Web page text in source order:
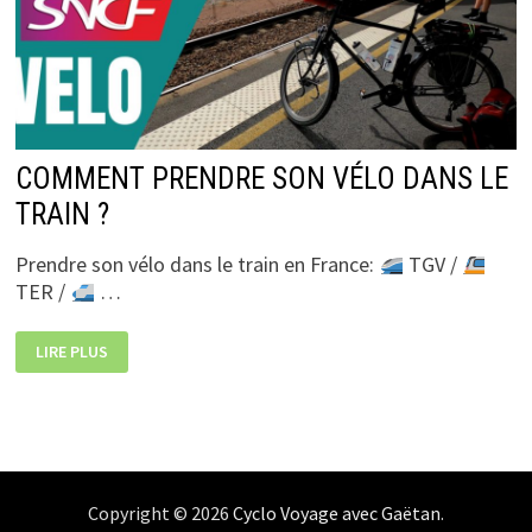
COMMENT PRENDRE SON VÉLO DANS LE
TRAIN ?
Prendre son vélo dans le train en France:
TGV /
TER /
…
COMMENT
PRENDRE
SON
LIRE PLUS
Copyright © 2026 Cyclo Voyage avec Gaëtan.